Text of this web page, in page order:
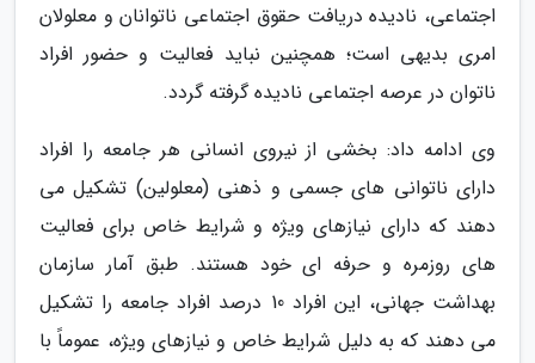
اجتماعی، نادیده دریافت حقوق اجتماعی ناتوانان و معلولان
امری بدیهی است؛ همچنین نباید فعالیت و حضور افراد
ناتوان در عرصه اجتماعی نادیده گرفته گردد.
وی ادامه داد: بخشی از نیروی انسانی هر جامعه را افراد
دارای ناتوانی های جسمی و ذهنی (معلولین) تشکیل می
دهند که دارای نیازهای ویژه و شرایط خاص برای فعالیت
های روزمره و حرفه ای خود هستند. طبق آمار سازمان
بهداشت جهانی، این افراد 10 درصد افراد جامعه را تشکیل
می دهند که به دلیل شرایط خاص و نیازهای ویژه، عموماً با